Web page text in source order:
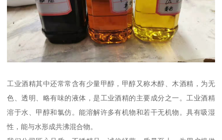
工业酒精其中还常常含有少量甲醇，甲醇又称木醇、木酒精，为无
色、透明、略有味的液体，是工业酒精的主要成分之一。工业酒精
溶于水、甲醇和氯仿。能溶解许多有机物和若干无机物。具有吸湿
性，能与水形成共沸混合物。